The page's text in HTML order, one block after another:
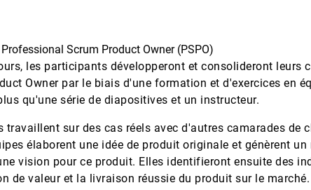
Scrum Product Owner (PSPO)
les participants développeront et consolideront leurs
Owner par le biais d'une formation et d'exercices en
qu'une série de diapositives et un instructeur.
travaillent sur des cas réels avec d'autres camarades de
élaborent une idée de produit originale et génèrent un
vision pour ce produit. Elles identifieront ensuite des
de valeur et la livraison réussie du produit sur le marché.